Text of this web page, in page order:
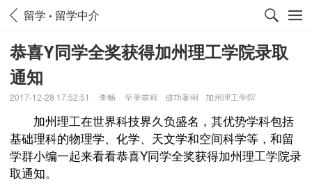
留学 留学中介
恭喜Y同学全奖获得加州理工学院录取
通知
2017-12-28 17:52:51 李畅 至美前程 成功案例 加州理工学院
加州理工在世界科技界久负盛名，其优势学科包括
基础理科的物理学、化学、天文学和空间科学等，和留
学群小编一起来看看恭喜Y同学全奖获得加州理工学院录
取通知。